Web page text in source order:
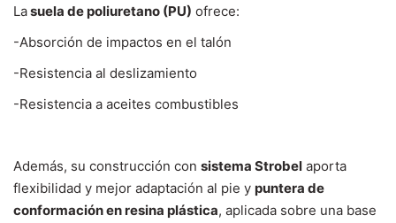
Lasuela de poliuretano (PU) ofrece:
-Absorción de impactos en el talón
-Resistencia al deslizamiento
-Resistencia a aceites combustibles
Además, su construcción con sistema Strobel aporta
flexibilidad y mejor adaptación al pie y puntera de
conformación en resina plástica, aplicada sobre una base